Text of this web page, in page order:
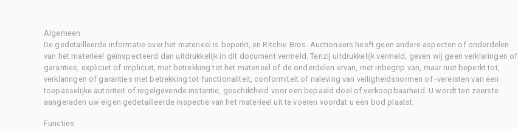
Algemeen
De gedetailleerde informatie over het materieel is beperkt, en Ritchie Bros. Auctioneers heeft geen andere aspecten of onderdelen
van het materieel geïnspecteerd dan uitdrukkelijk in dit document vermeld. Tenzij uitdrukkelijk vermeld, geven wij geen verklaringen of
garanties, expliciet of impliciet, met betrekking tot het materieel of de onderdelen ervan, met inbegrip van, maar niet beperkt tot,
verklaringen of garanties met betrekking tot functionaliteit, conformiteit of naleving van veiligheidsnormen of -vereisten van een
toepasselijke autoriteit of regelgevende instantie, geschiktheid voor een bepaald doel of verkoopbaarheid. U wordt ten zeerste
aangeraden uw eigen gedetailleerde inspectie van het materieel uit te voeren voordat u een bod plaatst.
Functies